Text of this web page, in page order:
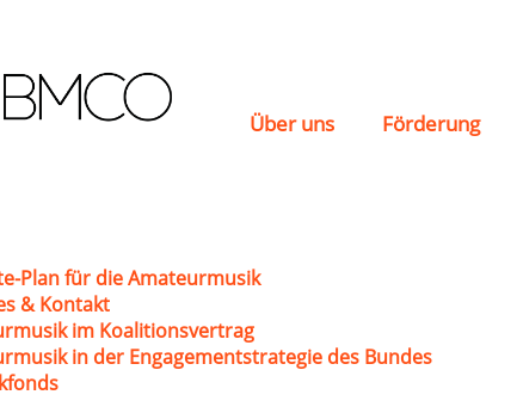
Über uns Förderung
Plan für die Amateurmusik
& Kontakt
im Koalitionsvertrag
in der Engagementstrategie des Bundes